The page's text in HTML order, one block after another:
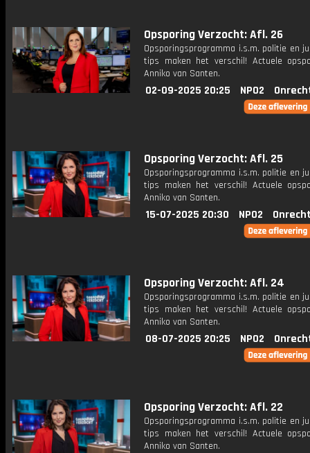
Opsporing Verzocht: Afl. 26
Opsporingsprogramma i.s.m. politie en
tips maken het verschil! Actuele
Anniko van Santen.
02-09-2025 20:25 NPO2
Opsporing Verzocht: Afl. 25
Opsporingsprogramma i.s.m. politie en
tips maken het verschil! Actuele
Anniko van Santen.
15-07-2025 20:30 NPO2
Opsporing Verzocht: Afl. 24
Opsporingsprogramma i.s.m. politie en
tips maken het verschil! Actuele
Anniko van Santen.
08-07-2025 20:25 NPO2
Opsporing Verzocht: Afl. 22
Opsporingsprogramma i.s.m. politie en
tips maken het verschil! Actuele
Anniko van Santen.